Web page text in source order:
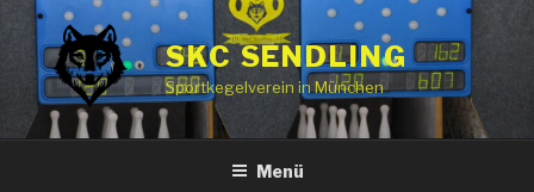
springen
SKC SENDLING
Sportkegelverein in München
Menü